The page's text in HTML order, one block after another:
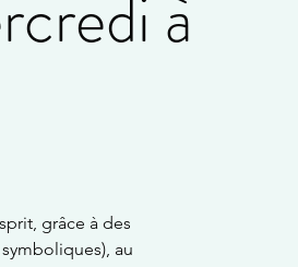
à
grâce à des
au